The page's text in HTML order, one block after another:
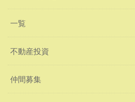
一覧
不動産投資
仲間募集